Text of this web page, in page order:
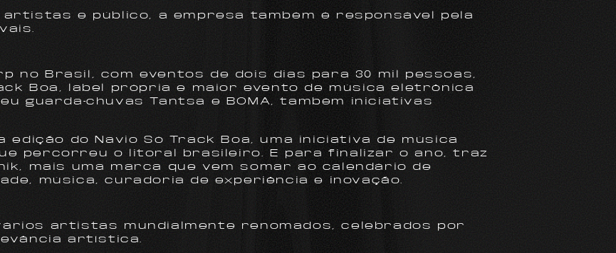
e público, a empresa também é responsável pela
no Brasil, com eventos de dois dias para 30 mil pessoas,
Boa, label própria e maior evento de música eletrônica
guarda-chuvas Tantsa e BOMA, também iniciativas
edição do Navio Só Track Boa, uma iniciativa de música
percorreu o litoral brasileiro. E para finalizar o ano, traz
mais uma marca que vem somar ao calendário de
música, curadoria de experiência e inovação.
artistas mundialmente renomados, celebrados por
artística.